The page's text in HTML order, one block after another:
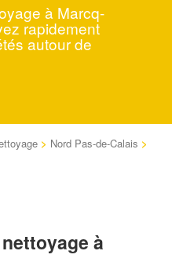
à Marcq-
rapidement
autour de
> Nord Pas-de-Calais >
à